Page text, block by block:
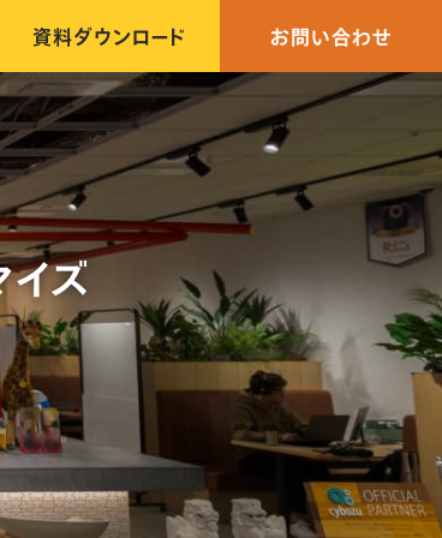
資料ダウンロード お問い合わせ
イズ